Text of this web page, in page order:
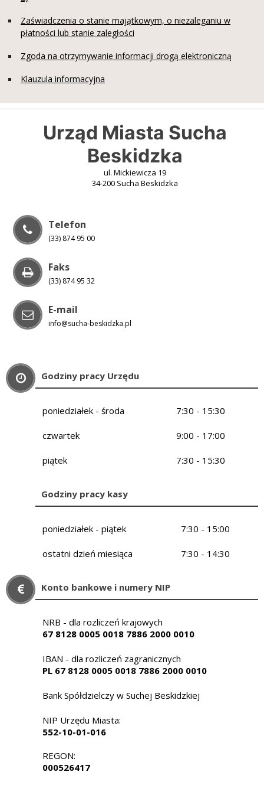
Zaświadczenia o stanie majątkowym, o niezaleganiu w
płatności lub stanie zaległości
Zgoda na otrzymywanie informacji drogą elektroniczną
Klauzula informacyjna
Urząd Miasta Sucha
Beskidzka
ul. Mickiewicza 19
34-200 Sucha Beskidzka
Telefon
(33) 874 95 00
Faks
(33) 874 95 32
E-mail
info@sucha-beskidzka.pl
Godziny pracy Urzędu
poniedziałek - środa 7:30 - 15:30
czwartek 9:00 - 17:00
piątek 7:30 - 15:30
Godziny pracy kasy
poniedziałek - piątek 7:30 - 15:00
ostatni dzień miesiąca 7:30 - 14:30
Konto bankowe i numery NIP
NRB - dla rozliczeń krajowych
67 8128 0005 0018 7886 2000 0010
IBAN - dla rozliczeń zagranicznych
PL 67 8128 0005 0018 7886 2000 0010
Bank Spółdzielczy w Suchej Beskidzkiej
NIP Urzędu Miasta:
552-10-01-016
REGON:
000526417